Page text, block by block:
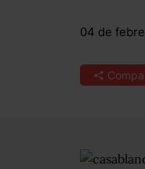
04 de